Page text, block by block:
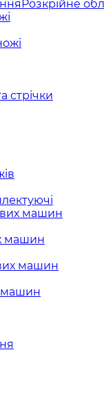
Розкрійне
стрічки
машин
машин
машин
машин